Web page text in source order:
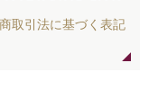
取引法に基づく表記